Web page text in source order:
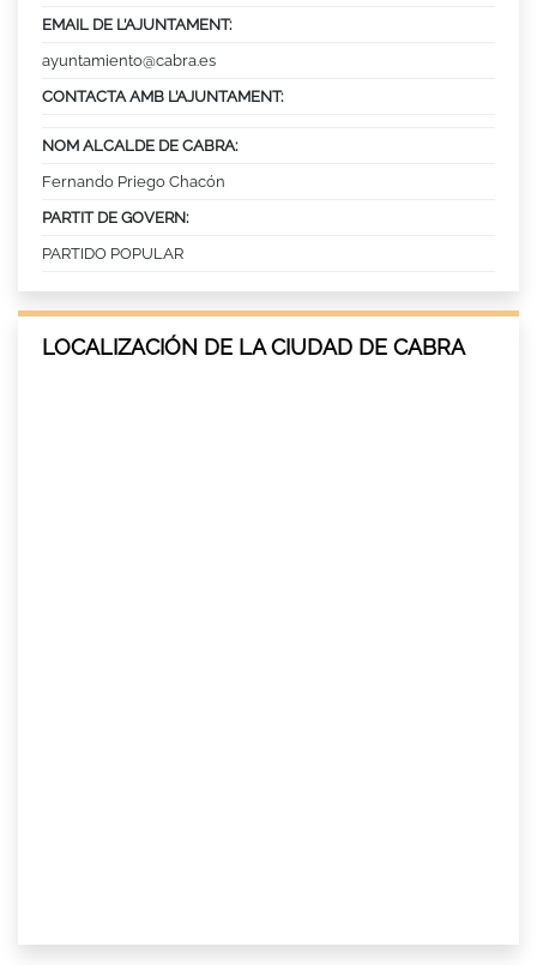
EMAIL DE L’AJUNTAMENT:
ayuntamiento@cabra.es
CONTACTA AMB L’AJUNTAMENT:
NOM ALCALDE DE CABRA:
Fernando Priego Chacón
PARTIT DE GOVERN:
PARTIDO POPULAR
LOCALIZACIÓN DE LA CIUDAD DE CABRA